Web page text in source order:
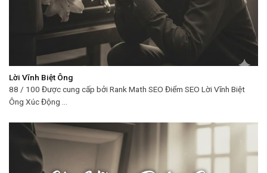
Lời Vĩnh Biệt Ông
88 / 100 Được cung cấp bởi Rank Math SEO Điểm SEO Lời Vĩnh Biệt
Ông Xúc Động ...